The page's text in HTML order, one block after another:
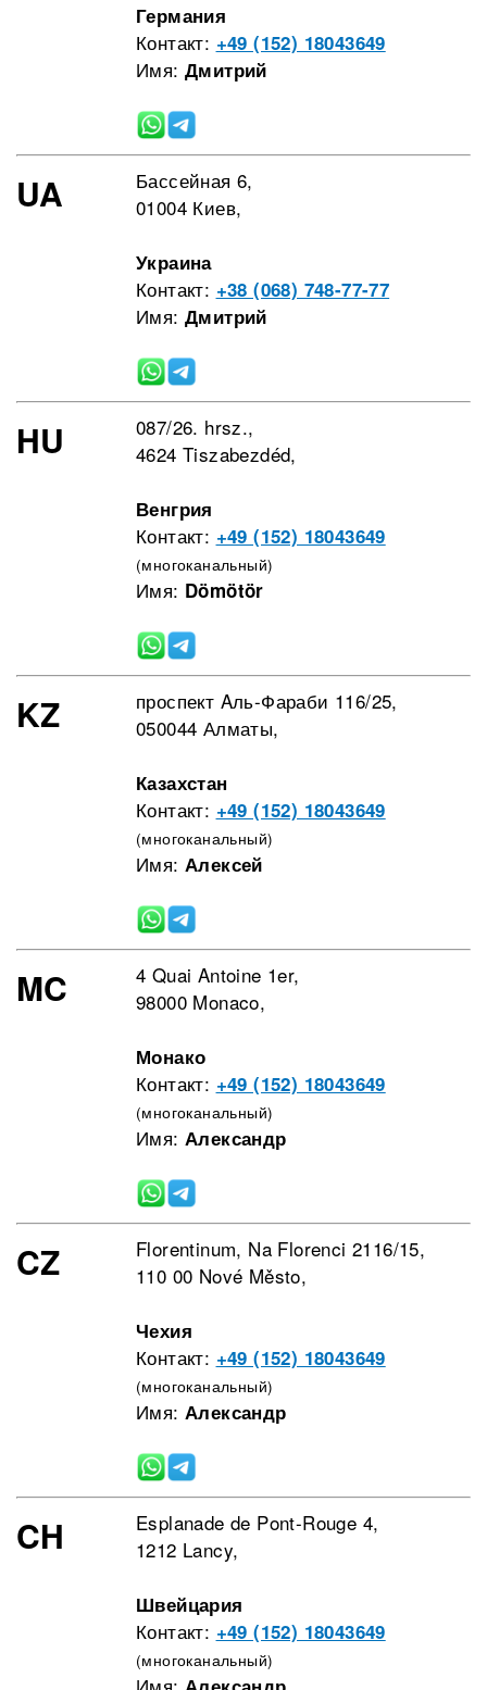
Германия
Контакт: +49 (152) 18043649
Имя: Дмитрий
UA
Бассейная 6,
01004 Киев,
Украина
Контакт: +38 (068) 748-77-77
Имя: Дмитрий
HU
087/26. hrsz.,
4624 Tiszabezdéd,
Венгрия
Контакт: +49 (152) 18043649
(многоканальный)
Имя: Dömötör
KZ
проспект Aль-Фараби 116/25,
050044 Алматы,
Казахстан
Контакт: +49 (152) 18043649
(многоканальный)
Имя: Алексей
MC
4 Quai Antoine 1er,
98000 Monaco,
Монако
Контакт: +49 (152) 18043649
(многоканальный)
Имя: Александр
CZ
Florentinum, Na Florenci 2116/15,
110 00 Nové Město,
Чехия
Контакт: +49 (152) 18043649
(многоканальный)
Имя: Александр
CH
Esplanade de Pont-Rouge 4,
1212 Lancy,
Швейцария
Контакт: +49 (152) 18043649
(многоканальный)